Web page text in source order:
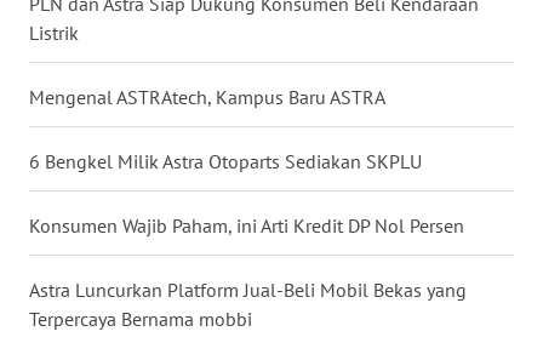
Listrik
Mengenal ASTRAtech, Kampus Baru ASTRA
6 Bengkel Milik Astra Otoparts Sediakan SKPLU
Konsumen Wajib Paham, ini Arti Kredit DP Nol Persen
Astra Luncurkan Platform Jual-Beli Mobil Bekas yang
Terpercaya Bernama mobbi
JATIM
WN
BALI